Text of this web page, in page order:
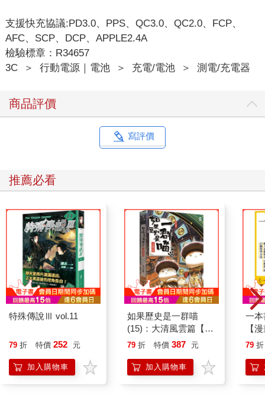
支援快充協議:PD3.0、PPS、QC3.0、QC2.0、FCP、
AFC、SCP、DCP、APPLE2.4A
檢驗標章：R34657
3C
＞ 行動電源｜電池 ＞ 充電/電池 ＞ 測電/充電器
商品評價
寫評價
推薦必看
特殊傳說Ⅲ vol.11
79 折 特價 252 元
加入購物車
如果歷史是一群喵
(15)：大清風雲篇【萌
貓漫畫學歷史】
79 折 特價 387 元
加入購物車
一
【
行
「
學方
79 折